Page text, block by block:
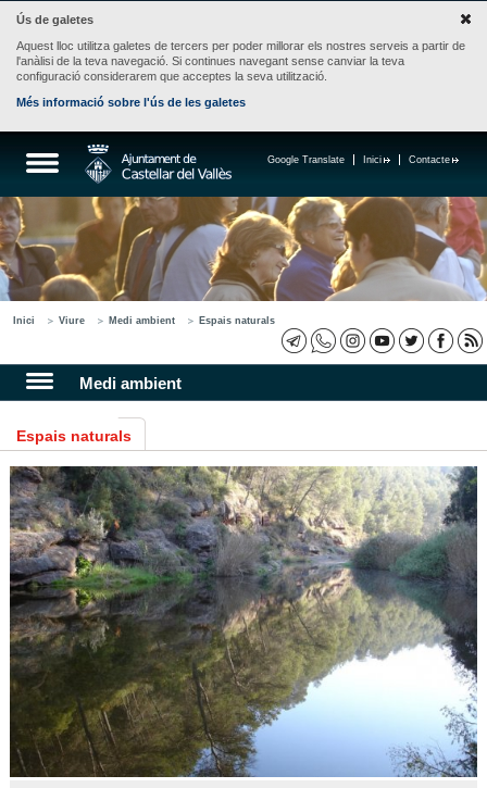
Ús de galetes
Aquest lloc utilitza galetes de tercers per poder millorar els nostres serveis a partir de
l'anàlisi de la teva navegació. Si continues navegant sense canviar la teva
configuració considerarem que acceptes la seva utilització.
Més informació sobre l'ús de les galetes
Contacte
Inici
Google Translate
Inici Viure Medi ambient Espais naturals
Medi ambient
Espais naturals